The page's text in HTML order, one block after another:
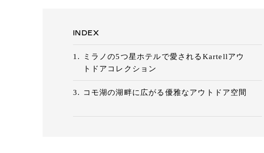
INDEX
ミラノの5つ星ホテルで愛されるKartellアウ
トドアコレクション
コモ湖の湖畔に広がる優雅なアウトドア空間